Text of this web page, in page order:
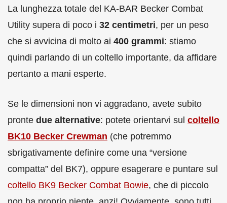
La lunghezza totale del KA-BAR Becker Combat
Utility supera di poco i 32 centimetri, per un peso
che si avvicina di molto ai 400 grammi: stiamo
quindi parlando di un coltello importante, da affidare
pertanto a mani esperte.
Se le dimensioni non vi aggradano, avete subito
pronte due alternative: potete orientarvi sul coltello
BK10 Becker Crewman (che potremmo
sbrigativamente definire come una “versione
compatta” del BK7), oppure esagerare e puntare sul
coltello BK9 Becker Combat Bowie, che di piccolo